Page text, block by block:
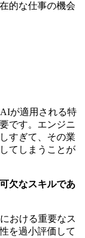
的な仕事の機会
が適用される特
です。エンジニ
すぎて、その業
てしまうことが
欠なスキルであ
おける重要なス
を過小評価して